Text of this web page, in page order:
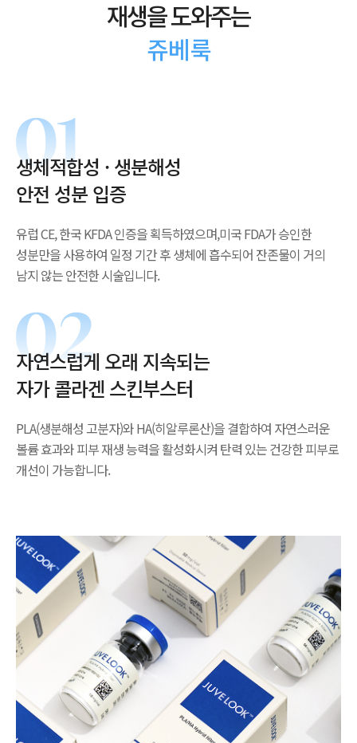
재생을 도와주는
쥬베룩
생체적합성 · 생분해성
안전 성분 입증
유럽 CE, 한국 KFDA 인증을 획득하였으며,미국 FDA가 승인한
성분만을 사용하여 일정 기간 후생체에 흡수되어 잔존물이 거의
남지 않는 안전한 시술입니다.
자연스럽게 오래 지속되는
자가 콜라겐 스킨부스터
PLA(생분해성 고분자)와 HA(히알루론산)을 결합하여 자연스러운
볼륨 효과와 피부 재생 능력을 활성화시켜 탄력 있는 건강한 피부로
개선이 가능합니다.